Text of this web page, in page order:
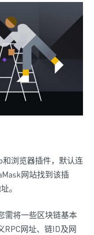
和浏览器插件，默认连
网站找到该插
。
需将一些区块链基本
RPC网址、链ID及网